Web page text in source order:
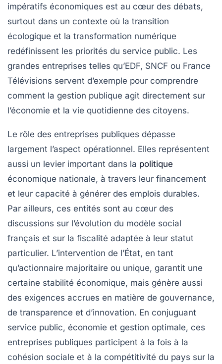
impératifs économiques est au cœur des débats,
surtout dans un contexte où la transition
écologique et la transformation numérique
redéfinissent les priorités du service public. Les
grandes entreprises telles qu’EDF, SNCF ou France
Télévisions servent d’exemple pour comprendre
comment la gestion publique agit directement sur
l’économie et la vie quotidienne des citoyens.
Le rôle des entreprises publiques dépasse
largement l’aspect opérationnel. Elles représentent
aussi un levier important dans la politique
économique nationale, à travers leur financement
et leur capacité à générer des emplois durables.
Par ailleurs, ces entités sont au cœur des
discussions sur l’évolution du modèle social
français et sur la fiscalité adaptée à leur statut
particulier. L’intervention de l’État, en tant
qu’actionnaire majoritaire ou unique, garantit une
certaine stabilité économique, mais génère aussi
des exigences accrues en matière de gouvernance,
de transparence et d’innovation. En conjuguant
service public, économie et gestion optimale, ces
entreprises publiques participent à la fois à la
cohésion sociale et à la compétitivité du pays sur la